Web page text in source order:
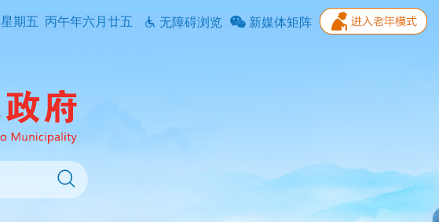
星期五 丙午年六月廿五 无障碍浏览 新媒体矩阵